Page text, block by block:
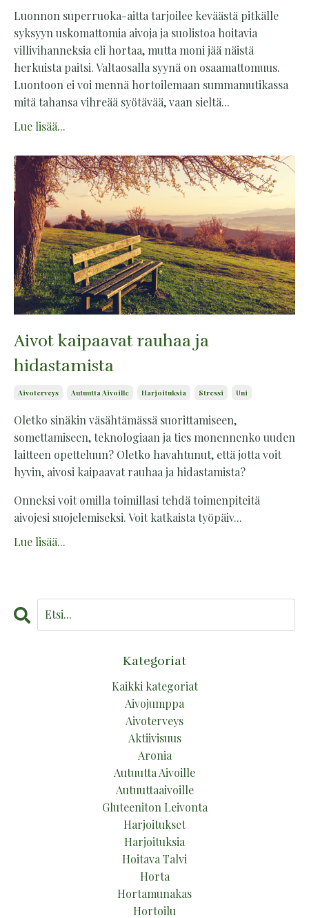
Luonnon superruoka-aitta tarjoilee keväästä pitkälle
syksyyn uskomattomia aivoja ja suolistoa hoitavia
villivihanneksia eli hortaa, mutta moni jää näistä
herkuista paitsi. Valtaosalla syynä on osaamattomuus.
Luontoon ei voi mennä hortoilemaan summamutikassa
mitä tahansa vihreää syötävää, vaan sieltä...
Lue lisää...
Aivot kaipaavat rauhaa ja
hidastamista
Aivoterveys Autuutta Aivoille Harjoituksia Stressi Uni
Oletko sinäkin väsähtämässä suorittamiseen,
somettamiseen, teknologiaan ja ties monennenko uuden
laitteen opetteluun? Oletko havahtunut, että jotta voit
hyvin, aivosi kaipaavat rauhaa ja hidastamista?
Onneksi voit omilla toimillasi tehdä toimenpiteitä
aivojesi suojelemiseksi. Voit katkaista työpäiv...
Lue lisää...
Kategoriat
Kaikki kategoriat
Aivojumppa
Aivoterveys
Aktiivisuus
Aronia
Autuutta Aivoille
Autuuttaaivoille
Gluteeniton Leivonta
Harjoitukset
Harjoituksia
Hoitava Talvi
Horta
Hortamunakas
Hortoilu